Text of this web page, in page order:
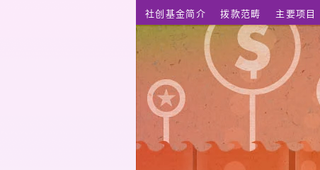
社创基金简介 拨款范畴 主要项目
改善老年人心理健康的网上生活方式医学计划